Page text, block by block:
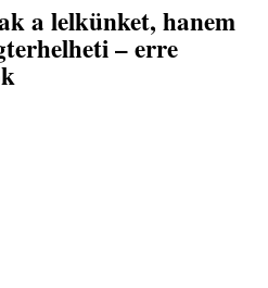
a lelkünket, hanem
– erre